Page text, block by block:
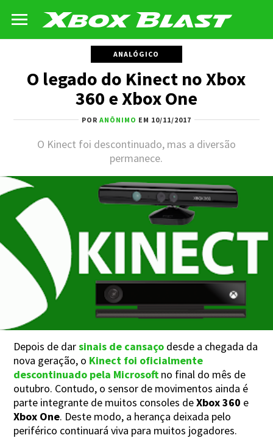
ANALÓGICO
O legado do Kinect no Xbox
360 e Xbox One
POR ANÔNIMO EM 10/11/2017
O Kinect foi descontinuado, mas a diversão
permanece.
Depois de darsinais de cansaço desde a chegada da
nova geração, o Kinect foi oficialmente
descontinuado pela Microsoft no final do mês de
outubro. Contudo, o sensor de movimentos ainda é
parte integrante de muitos consoles deXbox 360 e
Xbox One. Deste modo, a herança deixada pelo
periférico continuará viva para muitos jogadores.